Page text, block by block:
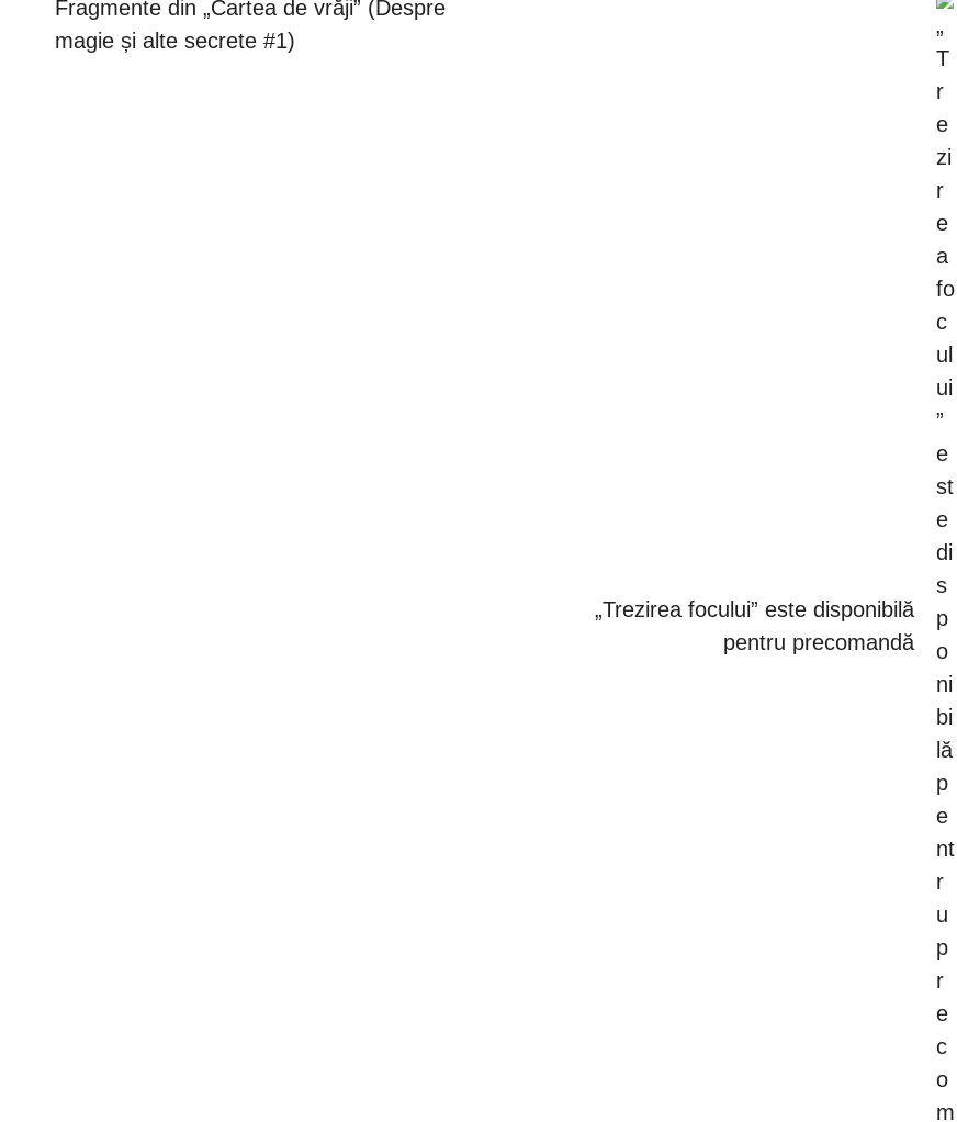
navigation
Fragmente din „Cartea de vrăji” (Despre
magie și alte secrete #1)
„Trezirea focului” este disponibilă
pentru precomandă